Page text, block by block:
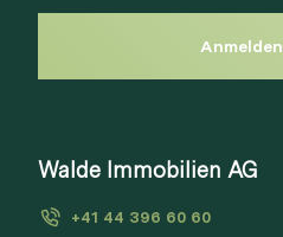
erstellen.
Walde Immobilien AG
+41 44 396 60 60
Anmelden
Via Link